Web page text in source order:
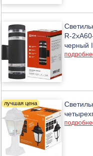
R-
черный